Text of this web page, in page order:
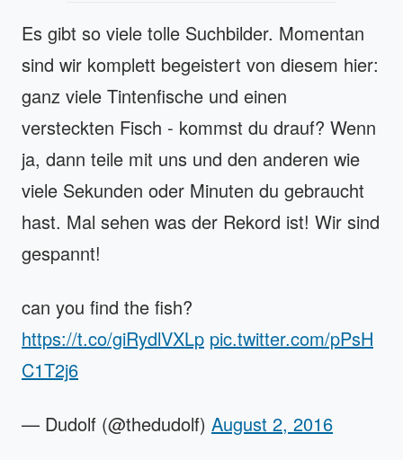
Es gibt so viele tolle Suchbilder. Momentan
sind wir komplett begeistert von diesem hier:
ganz viele Tintenfische und einen
versteckten Fisch - kommst du drauf? Wenn
ja, dann teile mit uns und den anderen wie
viele Sekunden oder Minuten du gebraucht
hast. Mal sehen was der Rekord ist! Wir sind
gespannt!
can you find the fish?
https://t.co/giRydlVXLp pic.twitter.com/pPsH
C1T2j6
— Dudolf (@thedudolf) August 2, 2016